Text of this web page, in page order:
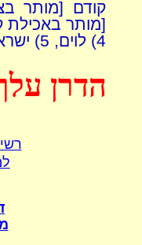
קודם [מותר
[מותר באכילת
4) לוים, 5) ישראלים, 6) טמאים
הדרן